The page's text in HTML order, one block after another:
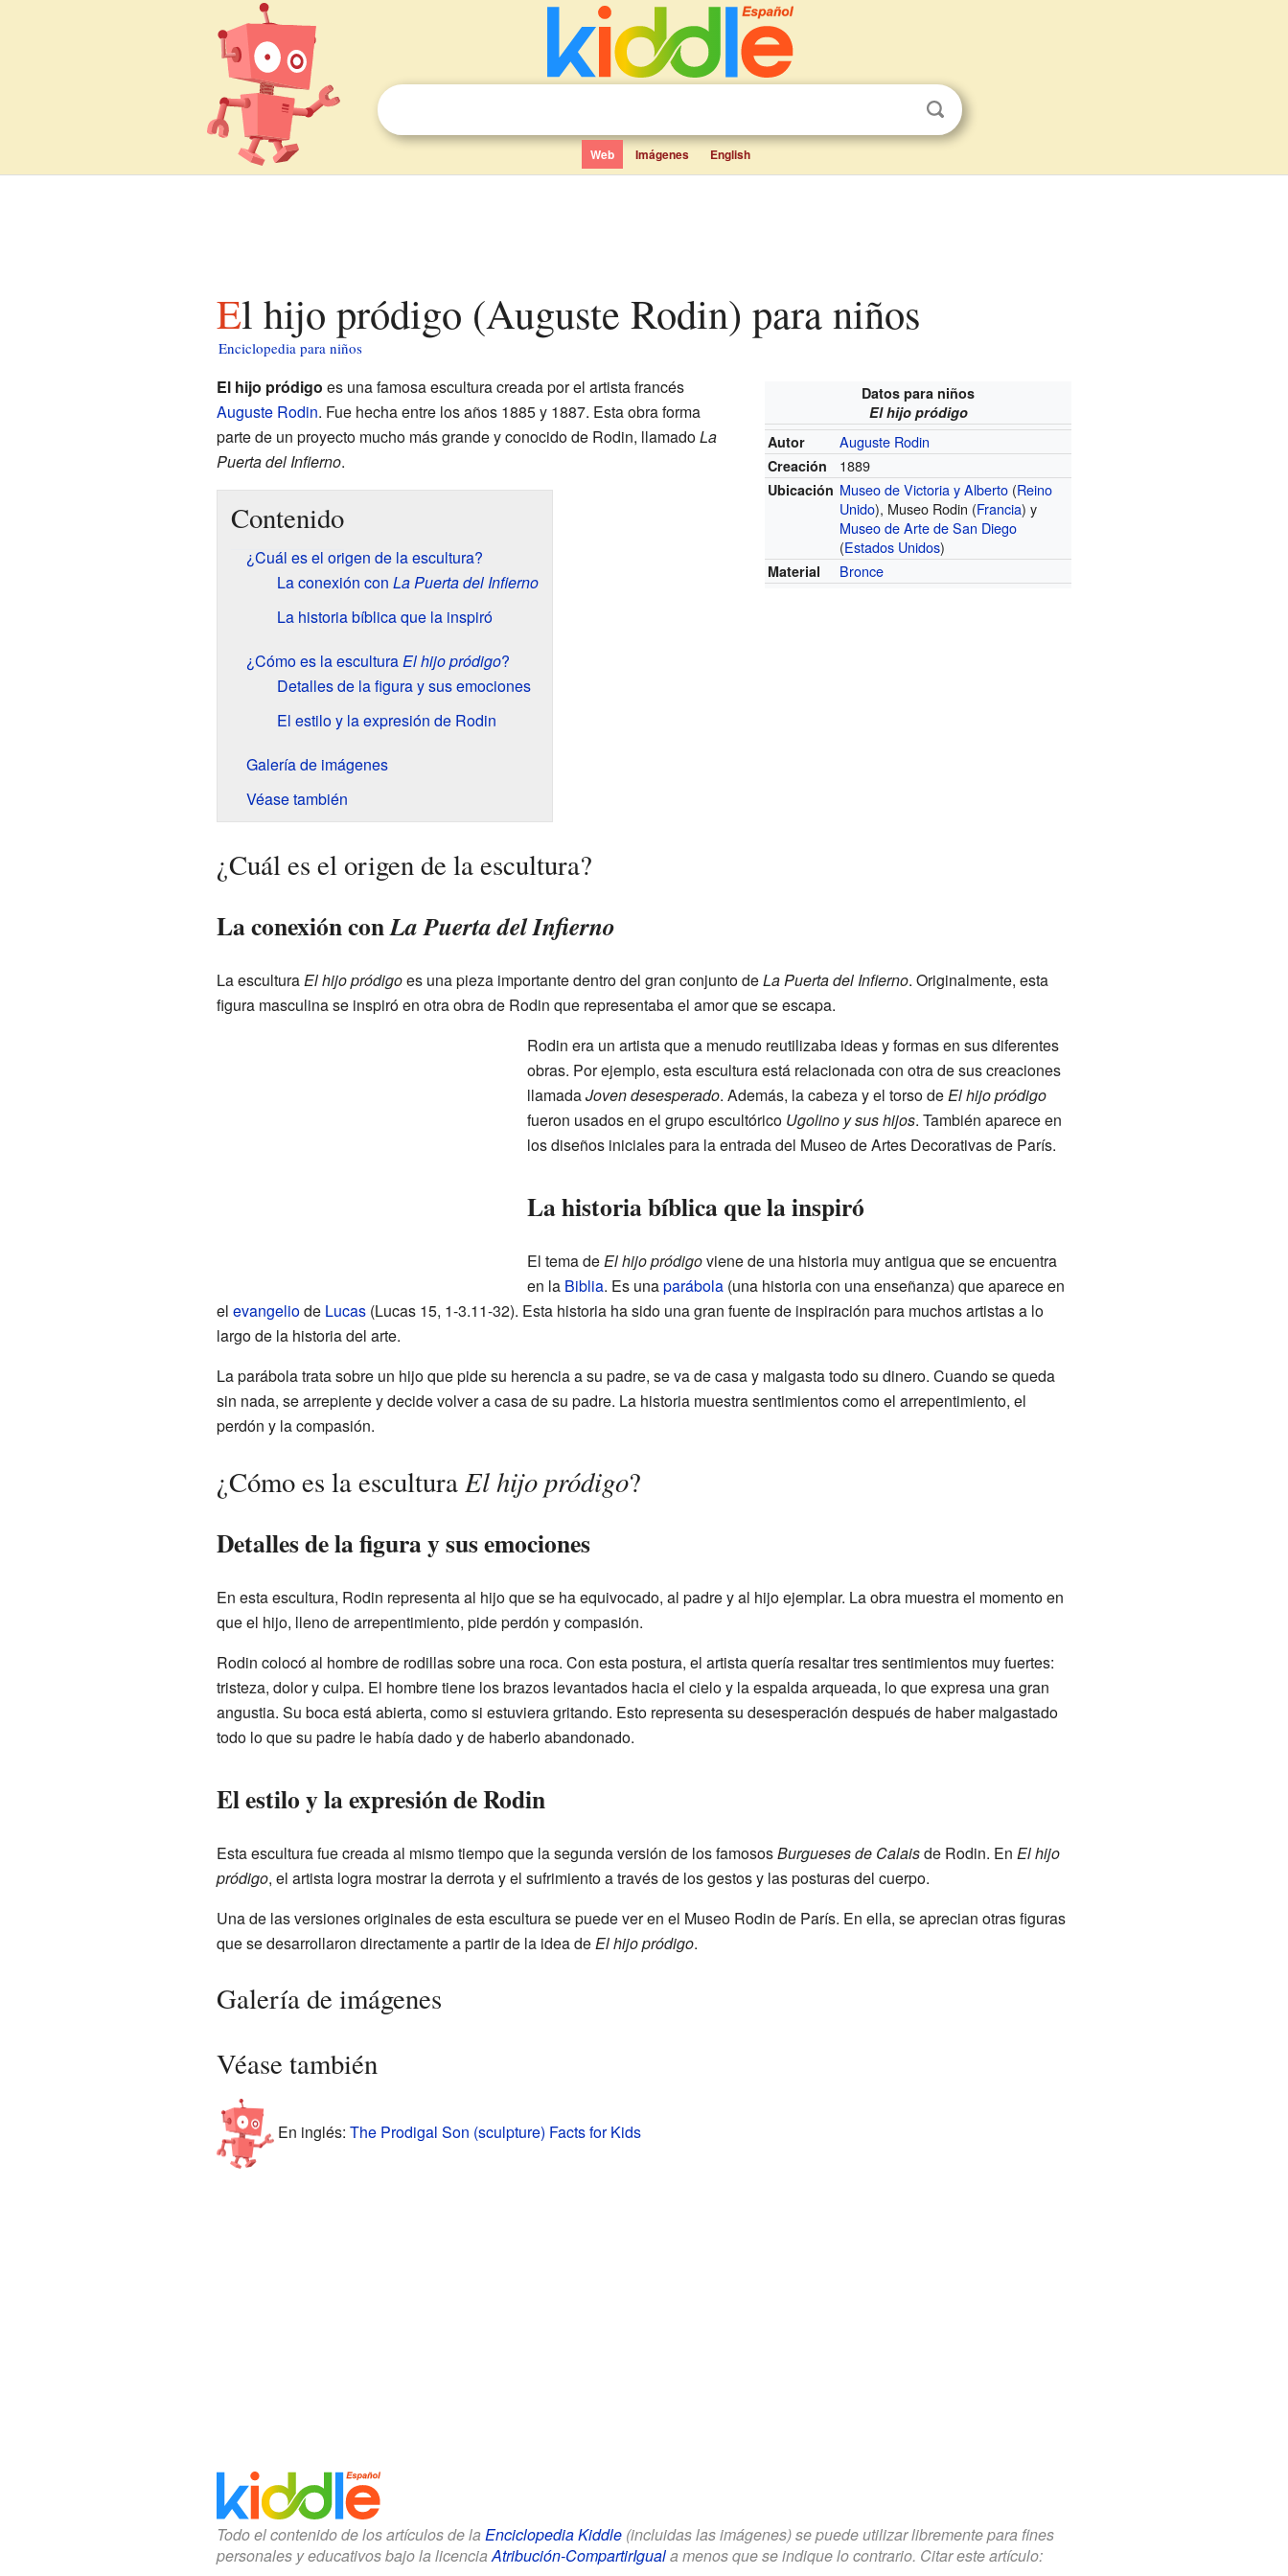
Web Imágenes English
El hijo pródigo (Auguste Rodin) para niños
Enciclopedia para niños
Datos para niños
El hijo pródigo
Autor
Auguste Rodin
Creación 1889
Ubicación Museo de Victoria y Alberto (Reino
Unido), Museo Rodin (Francia) y
Museo de Arte de San Diego
(Estados Unidos)
Material Bronce
El hijo pródigo es una famosa escultura creada por el artista francés
Auguste Rodin. Fue hecha entre los años 1885 y 1887. Esta obra forma
parte de un proyecto mucho más grande y conocido de Rodin, llamadoLa
Puerta del Infierno.
Contenido
¿Cuál es el origen de la escultura?
La conexión con La Puerta del Infierno
La historia bíblica que la inspiró
¿Cómo es la esculturaEl hijo pródigo?
Detalles de la figura y sus emociones
El estilo y la expresión de Rodin
Galería de imágenes
Véase también
¿Cuál es el origen de la escultura?
La conexión conLa Puerta del Infierno
La esculturaEl hijo pródigoes una pieza importante dentro del gran conjunto deLa Puerta del Infierno. Originalmente, esta
figura masculina se inspiró en otra obra de Rodin que representaba el amor que se escapa.
Rodin era un artista que a menudo reutilizaba ideas y formas en sus diferentes
obras. Por ejemplo, esta escultura está relacionada con otra de sus creaciones
llamadaJoven desesperado. Además, la cabeza y el torso deEl hijo pródigo
fueron usados en el grupo escultórico Ugolino y sus hijos. También aparece en
los diseños iniciales para la entrada del Museo de Artes Decorativas de París.
La historia bíblica que la inspiró
El tema deEl hijo pródigoviene de una historia muy antigua que se encuentra
en la Biblia. Es unaparábola(una historia con una enseñanza) que aparece en
el evangeliode Lucas(Lucas 15, 1-3.11-32). Esta historia ha sido una gran fuente de inspiración para muchos artistas a lo
largo de la historia del arte.
La parábola trata sobre un hijo que pide su herencia a su padre, se va de casa y malgasta todo su dinero. Cuando se queda
sin nada, se arrepiente y decide volver a casa de su padre. La historia muestra sentimientos como el arrepentimiento, el
perdón y la compasión.
¿Cómo es la esculturaEl hijo pródigo?
Detalles de la figura y sus emociones
En esta escultura, Rodin representa al hijo que se ha equivocado, al padre y al hijo ejemplar. La obra muestra el momento en
que el hijo, lleno de arrepentimiento, pide perdón y compasión.
Rodin colocó al hombre de rodillas sobre una roca. Con esta postura, el artista quería resaltar tres sentimientos muy fuertes:
tristeza, dolor y culpa. El hombre tiene los brazos levantados hacia el cielo y la espalda arqueada, lo que expresa una gran
angustia. Su boca está abierta, como si estuviera gritando. Esto representa su desesperación después de haber malgastado
todo lo que su padre le había dado y de haberlo abandonado.
El estilo y la expresión de Rodin
Esta escultura fue creada al mismo tiempo que la segunda versión de los famososBurgueses de Calaisde Rodin. En El hijo
pródigo, el artista logra mostrar la derrota y el sufrimiento a través de los gestos y las posturas del cuerpo.
Una de las versiones originales de esta escultura se puede ver en el Museo Rodin de París. En ella, se aprecian otras figuras
que se desarrollaron directamente a partir de la idea deEl hijo pródigo.
Galería de imágenes
Véase también
En inglés: The Prodigal Son (sculpture) Facts for Kids
Todo el contenido de los artículos de la Enciclopedia Kiddle(incluidas las imágenes) se puede utilizar libremente para fines
personales y educativos bajo la licenciaAtribución-CompartirIguala menos que se indique lo contrario. Citar este artículo: